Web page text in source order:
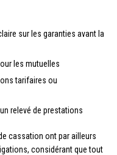
sur les garanties avant la
les mutuelles
tarifaires ou
relevé de prestations
cassation ont par ailleurs
considérant que tout